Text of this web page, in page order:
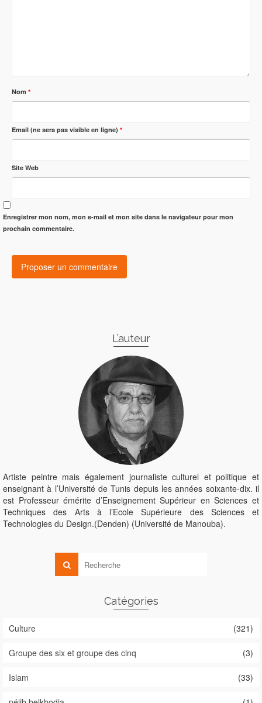
Nom *
Email (ne sera pas visible en ligne) *
Site Web
Enregistrer mon nom, mon e-mail et mon site dans le navigateur pour mon
prochain commentaire.
L’auteur
Artiste peintre mais également journaliste culturel et politique et
enseignant à l’Université de Tunis depuis les années soixante-dix. il
est Professeur émérite d’Enseignement Supérieur en Sciences et
Techniques des Arts à l’Ecole Supérieure des Sciences et
Technologies du Design.(Denden) (Université de Manouba).
Catégories
Culture (321)
Groupe des six et groupe des cinq (3)
Islam (33)